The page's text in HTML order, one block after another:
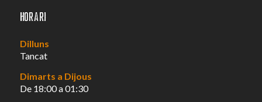
Horari
Dilluns
Tancat
Dimarts a Dijous
De 18:00 a 01:30